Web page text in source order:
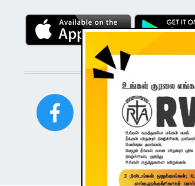
STAY CONNECTED WITH US!